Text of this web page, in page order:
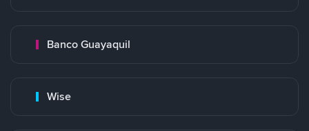
Banco Guayaquil
Wise